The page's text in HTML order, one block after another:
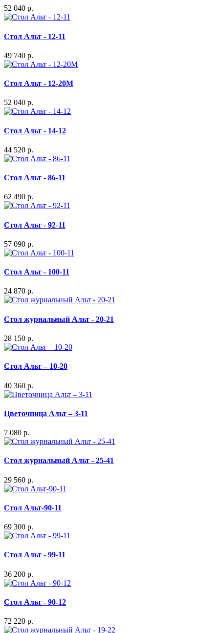
52 040 р.
Стол Альт - 12-11
49 740 р.
Стол Альт - 12-20М
52 040 р.
Стол Альт - 14-12
44 520 р.
Стол Альт - 86-11
62 490 р.
Стол Альт - 92-11
57 090 р.
Стол Альт - 100-11
24 870 р.
Стол журнальный Альт - 20-21
28 150 р.
Стол Альт – 10-20
40 360 р.
Цветочница Альт – 3-11
7 080 р.
Стол журнальный Альт - 25-41
29 560 р.
Стол Альт-90-11
69 300 р.
Стол Альт - 99-11
36 200 р.
Стол Альт - 90-12
72 220 р.